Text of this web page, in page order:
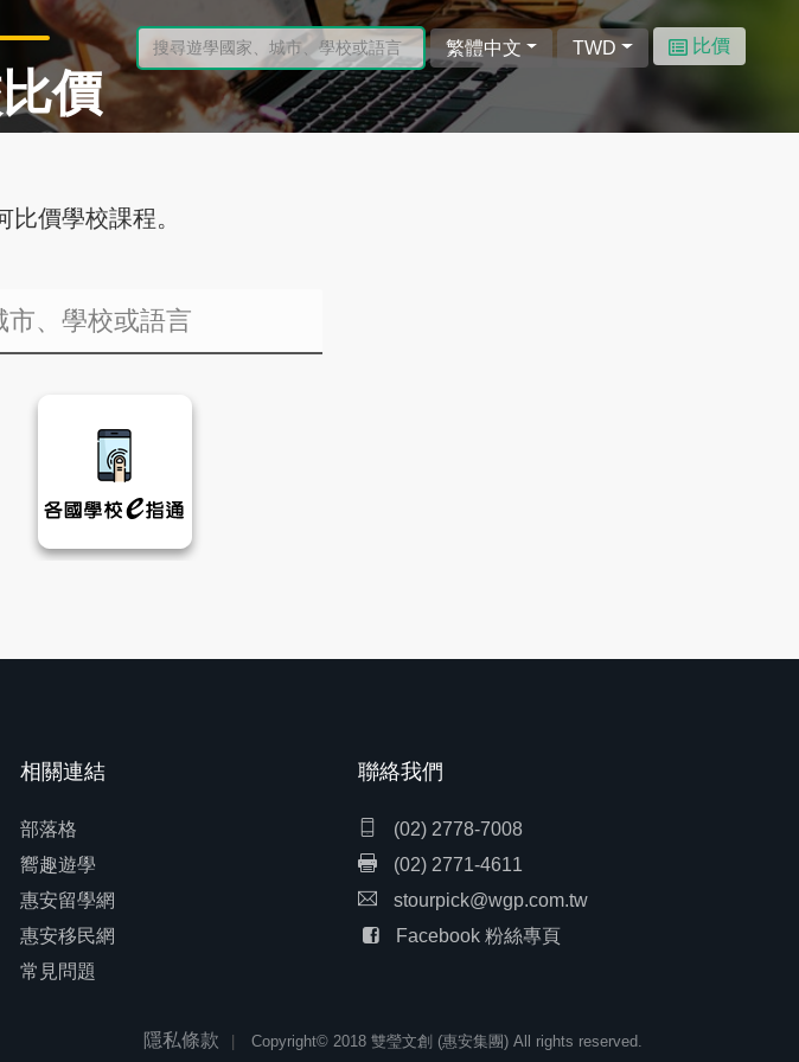
價
比價學校課程。
相關連結
部落格
嚮趣遊學
惠安留學網
惠安移民網
常見問題
聯絡我們
(02) 2778-7008
(02) 2771-4611
stourpick@wgp.com.tw
Facebook 粉絲專頁
隱私條款 Copyright© 2018 雙瑩文創 (惠安集團) All rights reserved.
繁體中文 TWD 比價